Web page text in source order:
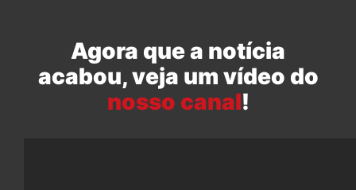
Agora que a notícia
acabou, veja um vídeo do
nosso canal!